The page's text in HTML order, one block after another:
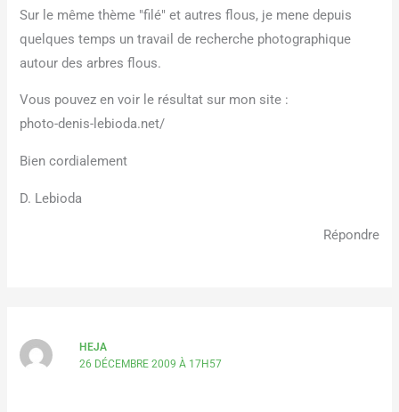
Sur le même thème "filé" et autres flous, je mene depuis
quelques temps un travail de recherche photographique
autour des arbres flous.
Vous pouvez en voir le résultat sur mon site :
photo-denis-lebioda.net/
Bien cordialement
D. Lebioda
Répondre
HEJA
26 DÉCEMBRE 2009 À 17H57